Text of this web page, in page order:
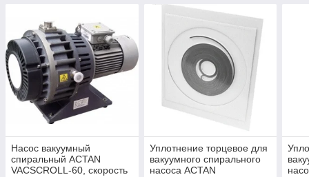
Насос вакуумный
спиральный ACTAN
VACSCROLL-60, скорость
Уплотнение торцевое для
вакуумного спирального
насоса ACTAN